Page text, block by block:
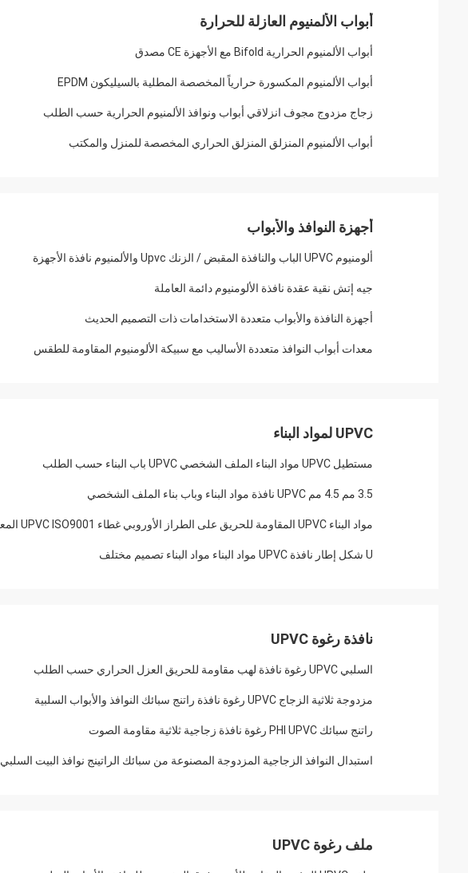
أبواب الألمنيوم العازلة للحرارة
أبواب الألمنيوم الحرارية Bifold مع الأجهزة CE مصدق
أبواب الألمنيوم المكسورة حرارياً المخصصة المطلية بالسيليكون EPDM
زجاج مزدوج مجوف انزلاقي أبواب ونوافذ الألمنيوم الحرارية حسب الطلب
أبواب الألمنيوم المنزلق المنزلق الحراري المخصصة للمنزل والمكتب
أجهزة النوافذ والأبواب
ألومنيوم UPVC الباب والنافذة المقبض / الزنك Upvc والألمنيوم نافذة الأجهزة
جيه إتش نقية عقدة نافذة الألومنيوم دائمة العاملة
أجهزة النافذة والأبواب متعددة الاستخدامات ذات التصميم الحديث
معدات أبواب النوافذ متعددة الأساليب مع سبيكة الألومنيوم المقاومة للطقس
UPVC لمواد البناء
مستطيل UPVC مواد البناء الملف الشخصي UPVC باب البناء حسب الطلب
3.5 مم 4.5 مم UPVC نافذة مواد البناء وباب بناء الملف الشخصي
مواد البناء UPVC المقاومة للحريق على الطراز الأوروبي غطاء UPVC ISO9001 المعتمد
U شكل إطار نافذة UPVC مواد البناء مواد البناء تصميم مختلف
نافذة رغوة UPVC
السلبي UPVC رغوة نافذة لهب مقاومة للحريق العزل الحراري حسب الطلب
مزدوجة ثلاثية الزجاج UPVC رغوة نافذة راتنج سبائك النوافذ والأبواب السلبية
راتنج سبائك PHI UPVC رغوة نافذة زجاجية ثلاثية مقاومة الصوت
استبدال النوافذ الزجاجية المزدوجة المصنوعة من سبائك الراتينج نوافذ البيت السلبي UPVC
ملف رغوة UPVC